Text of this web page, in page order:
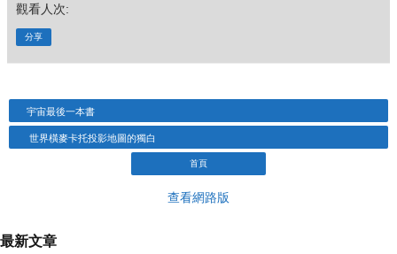
觀看人次:
分享
宇宙最後一本書
世界橫麥卡托投影地圖的獨白
首頁
查看網路版
最新文章